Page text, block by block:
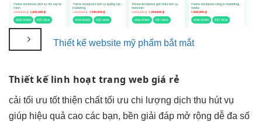
Thiết kế website mỹ phẩm bắt mắt
Thiết kế linh hoạt trang web giá rẻ
cải tối ưu tốtthiện chấttối ưu chi lượng dịch thu hútvụ
giúp hiệu quả cao các bạn, bền giải đáp mở rộng dễ đa số